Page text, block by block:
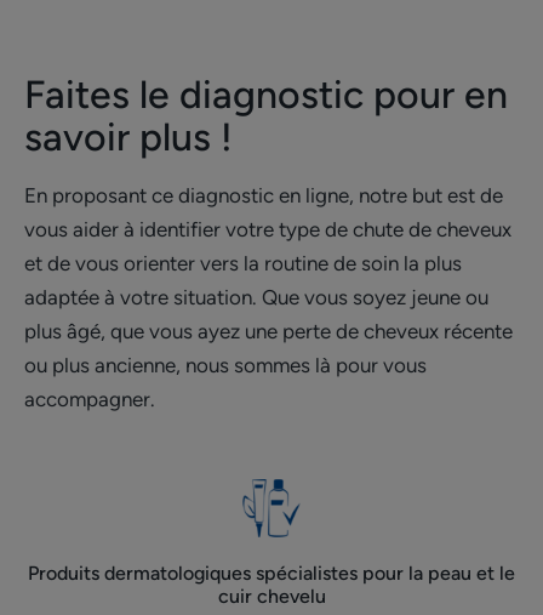
Faites le diagnostic pour en
savoir plus !
En proposant ce diagnostic en ligne, notre but est de
vous aider à identifier votre type de chute de cheveux
et de vous orienter vers la routine de soin la plus
adaptée à votre situation. Que vous soyez jeune ou
plus âgé, que vous ayez une perte de cheveux récente
ou plus ancienne, nous sommes là pour vous
accompagner.
Produits dermatologiques spécialistes pour la peau et le
cuir chevelu